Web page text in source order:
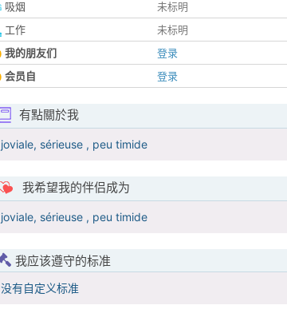
吸烟
未标明
工作
未标明
我的朋友们
登录
会员自
登录
有點關於我
joviale, sérieuse , peu timide
我希望我的伴侣成为
joviale, sérieuse , peu timide
我应该遵守的标准
没有自定义标准